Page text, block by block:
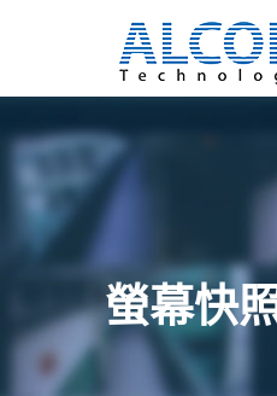
螢幕快